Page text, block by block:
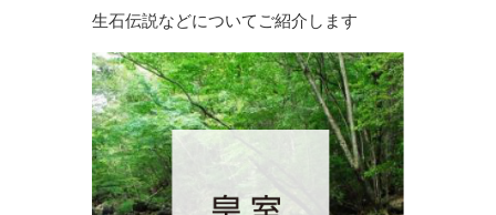
生石伝説などについてご紹介します